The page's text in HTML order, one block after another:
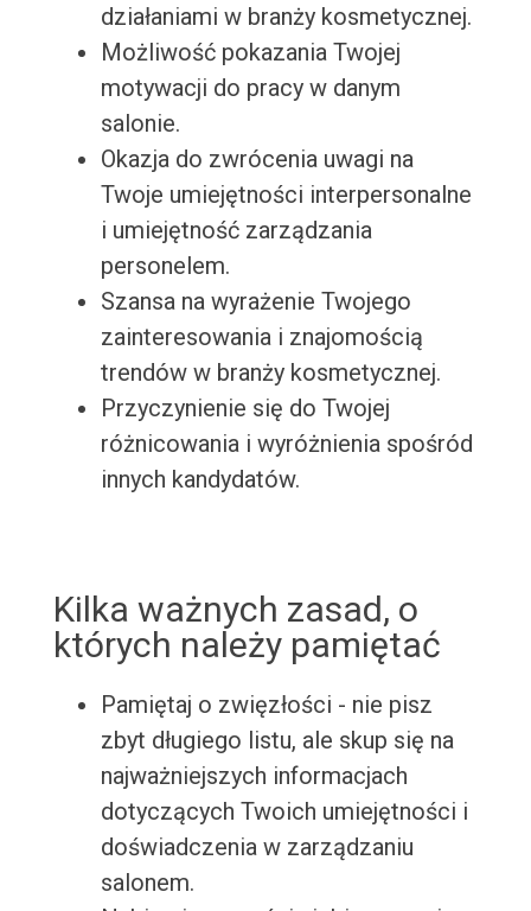
działaniami w branży kosmetycznej.
Możliwość pokazania Twojej
motywacji do pracy w danym
salonie.
Okazja do zwrócenia uwagi na
Twoje umiejętności interpersonalne
i umiejętność zarządzania
personelem.
Szansa na wyrażenie Twojego
zainteresowania i znajomością
trendów w branży kosmetycznej.
Przyczynienie się do Twojej
różnicowania i wyróżnienia spośród
innych kandydatów.
Kilka ważnych zasad, o
których należy pamiętać
Pamiętaj o zwięzłości - nie pisz
zbyt długiego listu, ale skup się na
najważniejszych informacjach
dotyczących Twoich umiejętności i
doświadczenia w zarządzaniu
salonem.